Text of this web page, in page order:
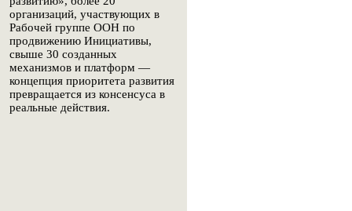
организаций, участвующих в
Рабочей группе ООН по
продвижению Инициативы,
свыше 30 созданных
механизмов и платформ —
концепция приоритета развития
превращается из консенсуса в
реальные действия.